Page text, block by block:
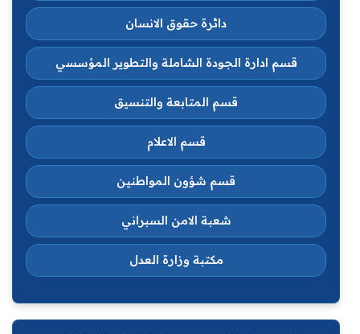
دائرة حقوق الانسان
قسم ادارة الجودة الشاملة والتطوير المؤسسي
قسم المتابعة والتنسيق
قسم الاعلام
قسم شؤون المواطنين
شعبة الامن السبراني
مكتبة وزارة العدل